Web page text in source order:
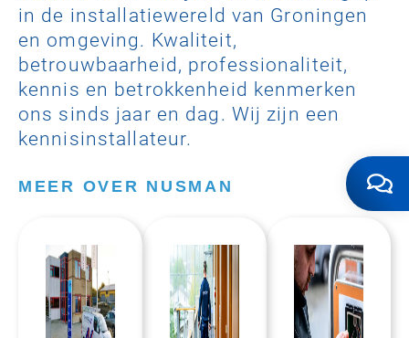
in de installatiewereld van Groningen
en omgeving. Kwaliteit,
betrouwbaarheid, professionaliteit,
kennis en betrokkenheid kenmerken
ons sinds jaar en dag. Wij zijn een
kennisinstallateur.
MEER OVER NUSMAN